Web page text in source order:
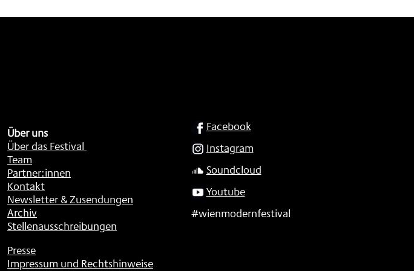
Über uns
Über das Festival
Team
Partner:innen
Kontakt
Newsletter & Zusendungen
Archiv
Stellenausschreibungen
Presse
Impressum und Rechtshinweise
SOCIAL
Facebook
Instagram
Soundcloud
Youtube
#wienmodernfestival